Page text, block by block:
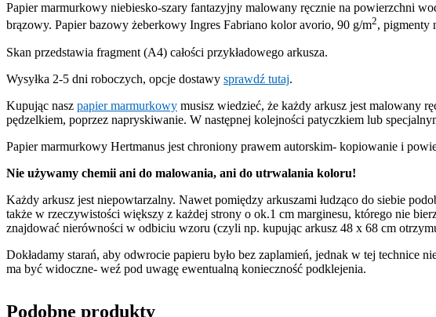
Papier marmurkowy niebiesko-szary fantazyjny malowany ręcznie na powierzchni
brązowy. Papier bazowy żeberkowy Ingres Fabriano kolor avorio, 90 g/m2, pigmenty
Skan przedstawia fragment (A4) całości przykładowego arkusza.
Wysyłka 2-5 dni roboczych, opcje dostawy sprawdź tutaj.
Kupując nasz papier marmurkowy musisz wiedzieć, że każdy arkusz jest malowany
pędzelkiem, poprzez napryskiwanie. W następnej kolejności patyczkiem lub
Papier marmurkowy Hertmanus jest chroniony prawem autorskim- kopiowanie i
Nie używamy chemii ani do malowania, ani do utrwalania koloru!
Każdy arkusz jest niepowtarzalny. Nawet pomiędzy arkuszami łudząco do siebie
także w rzeczywistości większy z każdej strony o ok.1 cm marginesu, którego nie
znajdować nierówności w odbiciu wzoru (czyli np. kupując arkusz 48 x 68 cm
Dokładamy starań, aby odwrocie papieru było bez zaplamień, jednak w tej technice
ma być widoczne- weź pod uwagę ewentualną konieczność podklejenia.
Podobne produkty